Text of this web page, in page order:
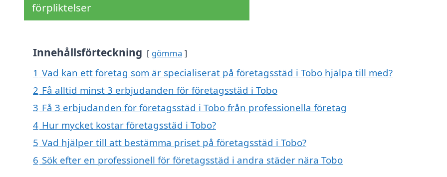
förpliktelser
Innehållsförteckning gömma
1 Vad kan ett företag som är specialiserat på företagsstäd i Tobo hjälpa till med?
2 Få alltid minst 3 erbjudanden för företagsstäd i Tobo
3 Få 3 erbjudanden för företagsstäd i Tobo från professionella företag
4 Hur mycket kostar företagsstäd i Tobo?
5 Vad hjälper till att bestämma priset på företagsstäd i Tobo?
6 Sök efter en professionell för företagsstäd i andra städer nära Tobo